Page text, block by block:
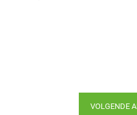
VOLGENDE